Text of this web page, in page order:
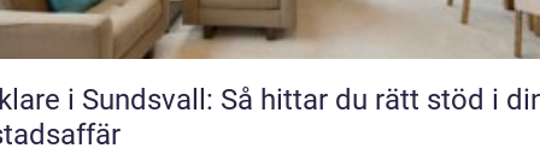
i Sundsvall: Så hittar du rätt stöd i